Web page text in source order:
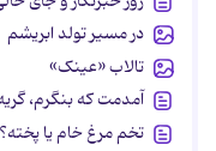
در مسیر تولد ابریشم
تالاب «عینک»
آمدمت که بنگرم،
تخم مرغ خام یا پخته؟